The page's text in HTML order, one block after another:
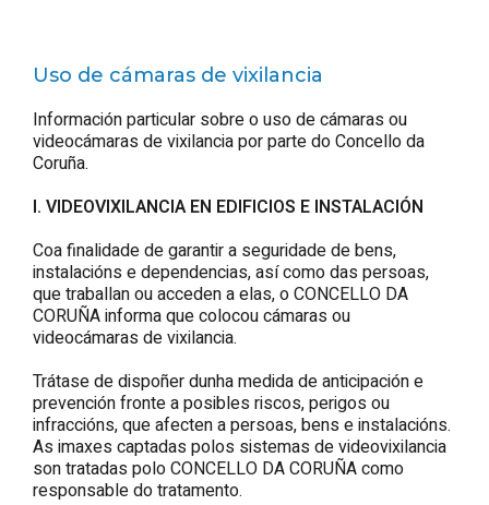
Uso de cámaras de vixilancia
Información particular sobre o uso de cámaras ou
videocámaras de vixilancia por parte do Concello da
Coruña.
I. VIDEOVIXILANCIA EN EDIFICIOS E INSTALACIÓN
Coa finalidade de garantir a seguridade de bens,
instalacións e dependencias, así como das persoas,
que traballan ou acceden a elas, o CONCELLO DA
CORUÑA informa que colocou cámaras ou
videocámaras de vixilancia.
Trátase de dispoñer dunha medida de anticipación e
prevención fronte a posibles riscos, perigos ou
infraccións, que afecten a persoas, bens e instalacións.
As imaxes captadas polos sistemas de videovixilancia
son tratadas polo CONCELLO DA CORUÑA como
responsable do tratamento.